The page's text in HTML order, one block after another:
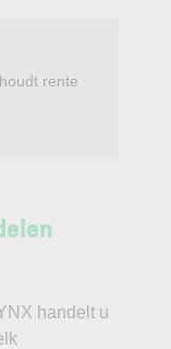
rente
handelt u